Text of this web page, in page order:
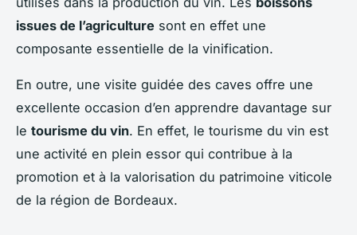
issues de l’agriculture sont en effet une
composante essentielle de la vinification.
En outre, une visite guidée des caves offre une
excellente occasion d’en apprendre davantage sur
le tourisme du vin. En effet, le tourisme du vin est
une activité en plein essor qui contribue à la
promotion et à la valorisation du patrimoine viticole
de la région de Bordeaux.